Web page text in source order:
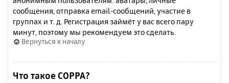
сообщения, отправка email-сообщений, участие в
группах и т. д. Регистрация займёт у вас всего пару
минут, поэтому мы рекомендуем это сделать.
Вернуться к началу
Что такое COPPA?